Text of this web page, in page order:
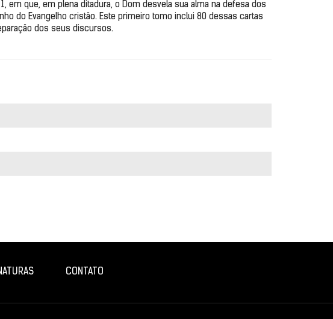
em que, em plena ditadura, o Dom desvela sua alma na defesa dos
do Evangelho cristão. Este primeiro tomo inclui 80 dessas cartas
dos seus discursos.
CONTATO